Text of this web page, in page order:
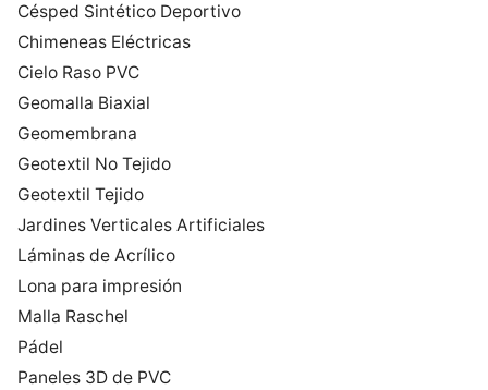
Césped Sintético Deportivo
Chimeneas Eléctricas
Cielo Raso PVC
Geomalla Biaxial
Geomembrana
Geotextil No Tejido
Geotextil Tejido
Jardines Verticales Artificiales
Láminas de Acrílico
Lona para impresión
Malla Raschel
Pádel
Paneles 3D de PVC